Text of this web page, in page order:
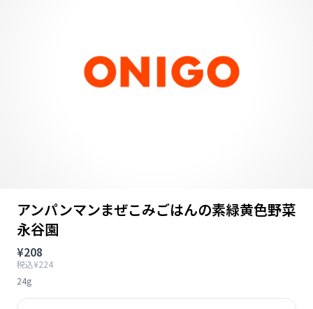
アンパンマンまぜこみごはんの素緑黄色野菜
永谷園
¥208
税込¥224
24g